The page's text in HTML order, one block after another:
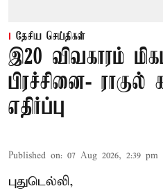
தேசிய செய்திகள்
இ20 விவகாரம்
பிரச்சினை- ராகுல்
எதிர்ப்பு
Published on: 07 Aug 2026, 2:39 pm
புதுடெல்லி,